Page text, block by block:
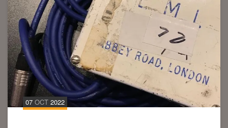
07 OCT 2022